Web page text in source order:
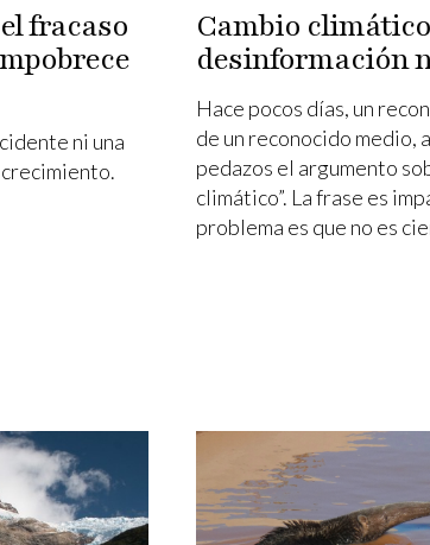
fracaso
ni una
Cambio
desinformación
Hace pocos días, un
de un reconocido medio,
pedazos el argumento
climático”. La frase es
problema es que no es